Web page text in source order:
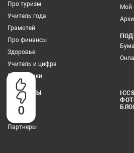
0
Про туризм
Учитель года
Грамотей
Про финансы
Здоровье
Учитель и цифра
Все рубрики
Мой
КОНТАКТЫ
Редакция
Реклама
Партнеры
ICCS